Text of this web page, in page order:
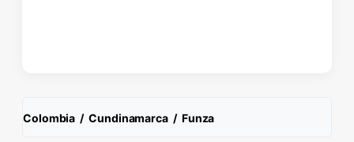
Colombia / Cundinamarca / Funza